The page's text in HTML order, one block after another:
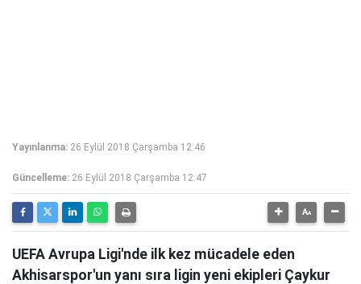
Yayınlanma: 26 Eylül 2018 Çarşamba 12:46
Güncelleme: 26 Eylül 2018 Çarşamba 12:47
UEFA Avrupa Ligi'nde ilk kez mücadele eden
Akhisarspor'un yanı sıra ligin yeni ekipleri Çaykur